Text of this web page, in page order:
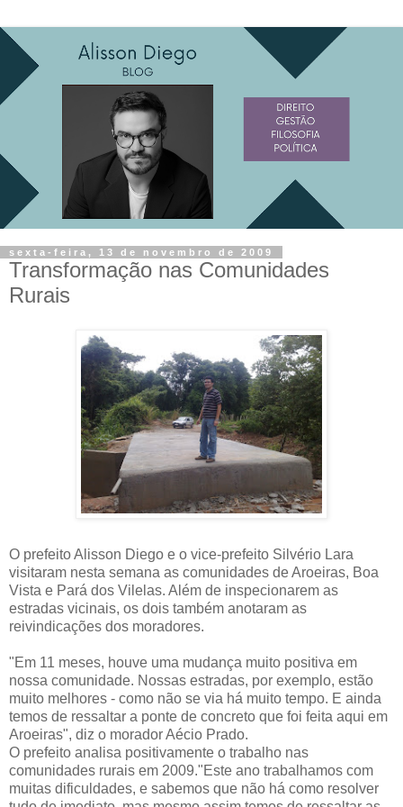
sexta-feira, 13 de novembro de 2009
Transformação nas Comunidades
Rurais
O prefeito Alisson Diego e o vice-prefeito Silvério Lara
visitaram nesta semana as comunidades de Aroeiras, Boa
Vista e Pará dos Vilelas. Além de inspecionarem as
estradas vicinais, os dois também anotaram as
reivindicações dos moradores.
"Em 11 meses, houve uma mudança muito positiva em
nossa comunidade. Nossas estradas, por exemplo, estão
muito melhores - como não se via há muito tempo. E ainda
temos de ressaltar a ponte de concreto que foi feita aqui em
Aroeiras", diz o morador Aécio Prado.
O prefeito analisa positivamente o trabalho nas
comunidades rurais em 2009."Este ano trabalhamos com
muitas dificuldades, e sabemos que não há como resolver